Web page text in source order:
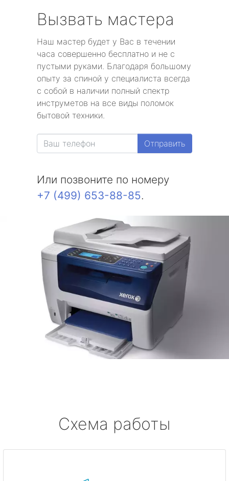
Вызвать мастера
Наш мастер будет у Вас в течении
часа совершенно бесплатно и не с
пустыми руками. Благодаря большому
опыту за спиной у специалиста всегда
с собой в наличии полный спектр
инструметов на все виды поломок
бытовой техники.
Отправить
Или позвоните по номеру
+7 (499) 653-88-85.
Схема работы